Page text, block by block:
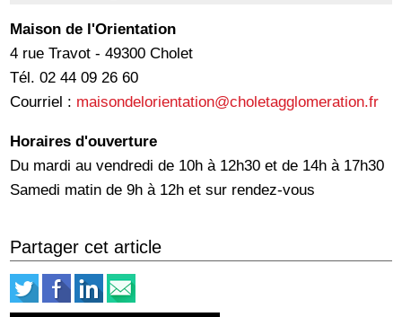
Maison de l'Orientation
4 rue Travot - 49300 Cholet
Tél. 02 44 09 26 60
Courriel : maisondelorientation@choletagglomeration.fr
Horaires d'ouverture
Du mardi au vendredi de 10h à 12h30 et de 14h à 17h30
Samedi matin de 9h à 12h et sur rendez-vous
Partager cet article